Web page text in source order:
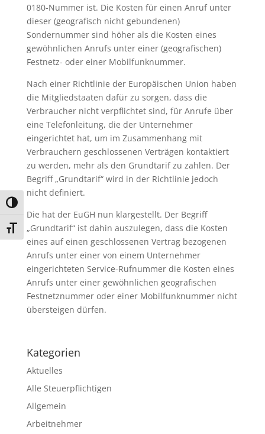
Umschalten auf hohe Kontraste
Schrift vergrößern
0180-Nummer ist. Die Kosten für einen Anruf unter
dieser (geografisch nicht gebundenen)
Sondernummer sind höher als die Kosten eines
gewöhnlichen Anrufs unter einer (geografischen)
Festnetz- oder einer Mobilfunknummer.
Nach einer Richtlinie der Europäischen Union haben
die Mitgliedstaaten dafür zu sorgen, dass die
Verbraucher nicht verpflichtet sind, für Anrufe über
eine Telefonleitung, die der Unternehmer
eingerichtet hat, um im Zusammenhang mit
Verbrauchern geschlossenen Verträgen kontaktiert
zu werden, mehr als den Grundtarif zu zahlen. Der
Begriff „Grundtarif“ wird in der Richtlinie jedoch
nicht definiert.
Die hat der EuGH nun klargestellt. Der Begriff
„Grundtarif“ ist dahin auszulegen, dass die Kosten
eines auf einen geschlossenen Vertrag bezogenen
Anrufs unter einer von einem Unternehmer
eingerichteten Service-Rufnummer die Kosten eines
Anrufs unter einer gewöhnlichen geografischen
Festnetznummer oder einer Mobilfunknummer nicht
übersteigen dürfen.
Kategorien
Aktuelles
Alle Steuerpflichtigen
Allgemein
Arbeitnehmer